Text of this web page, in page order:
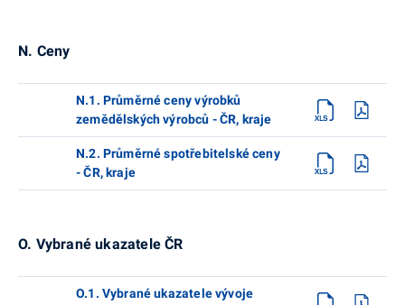
N. Ceny
N.1. Průměrné ceny výrobků
zemědělských výrobců - ČR, kraje
N.2. Průměrné spotřebitelské ceny
- ČR, kraje
O. Vybrané ukazatele ČR
O.1. Vybrané ukazatele vývoje